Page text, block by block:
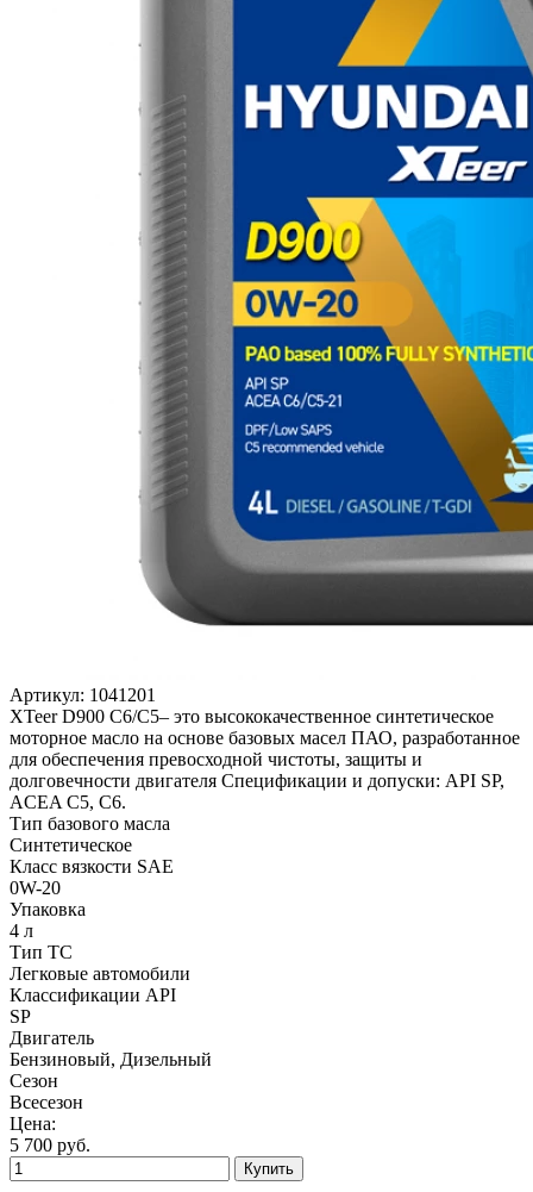
Артикул: 1041201
XTeer D900 C6/C5– это высококачественное синтетическое
моторное масло на основе базовых масел ПАО, разработанное
для обеспечения превосходной чистоты, защиты и
долговечности двигателя Спецификации и допуски: API SP,
ACEA C5, C6.
Тип базового масла
Синтетическое
Класс вязкости SAE
0W-20
Упаковка
4 л
Тип ТС
Легковые автомобили
Классификации API
SP
Двигатель
Бензиновый, Дизельный
Сезон
Всесезон
Цена:
5 700 руб.
Купить